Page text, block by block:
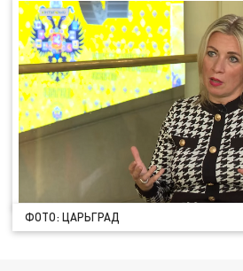
ФОТО: ЦАРЬГРАД